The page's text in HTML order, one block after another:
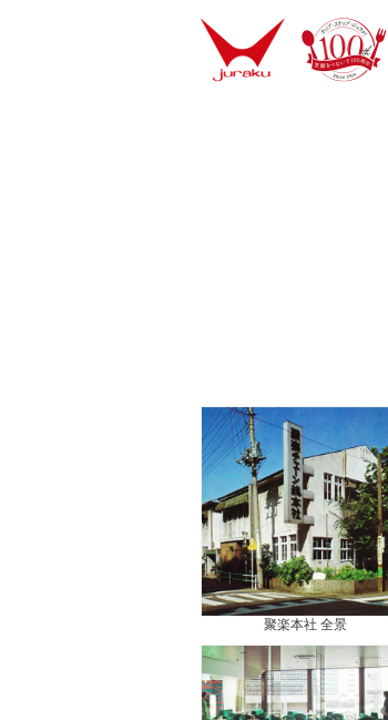
聚楽本社 全景